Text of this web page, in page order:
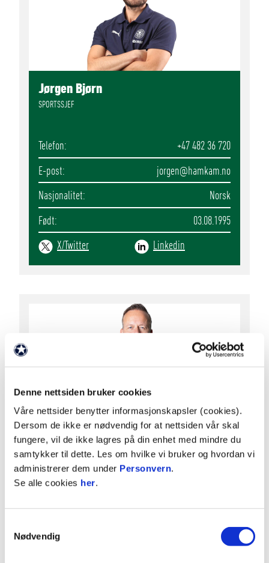
Denne nettsiden bruker cookies
Våre nettsider benytter informasjonskapsler (cookies).
Dersom de ikke er nødvendig for at nettsiden vår skal
fungere, vil de ikke lagres på din enhet med mindre du
samtykker til dette. Les om hvilke vi bruker og hvordan vi
administrerer dem under Personvern.
Se alle cookies her.
Nødvendig
Jørgen Bjørn
SPORTSSJEF
Telefon
+47 482 36 720
E-post
jorgen@hamkam.no
Nasjonalitet
Norsk
Født
03.08.1995
X/Twitter
Linkedin
Thomas Myhre
HOVEDTRENER
06.10.1973